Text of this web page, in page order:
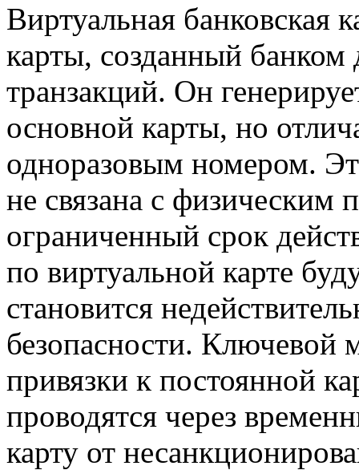
Виртуальная банковская
карты, созданный банком
транзакций. Он
основной карты, но
одноразовым номером.
не связана с физическим
ограниченный срок
по виртуальной карте
становится
безопасности. Ключевой
привязки к постоянной
проводятся через
карту от